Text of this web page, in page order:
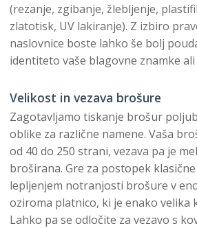
(rezanje, zgibanje, žlebljenje,
zlatotisk, UV lakiranje). Z izbiro
naslovnice boste lahko še bolj
identiteto vaše blagovne znamke
Velikost in vezava brošure
Zagotavljamo tiskanje brošur
oblike za različne namene. Vaša
od 40 do 250 strani, vezava pa je
broširana. Gre za postopek
lepljenjem notranjosti brošure v
oziroma platnico, ki je enako velika
Lahko pa se odločite za vezavo s